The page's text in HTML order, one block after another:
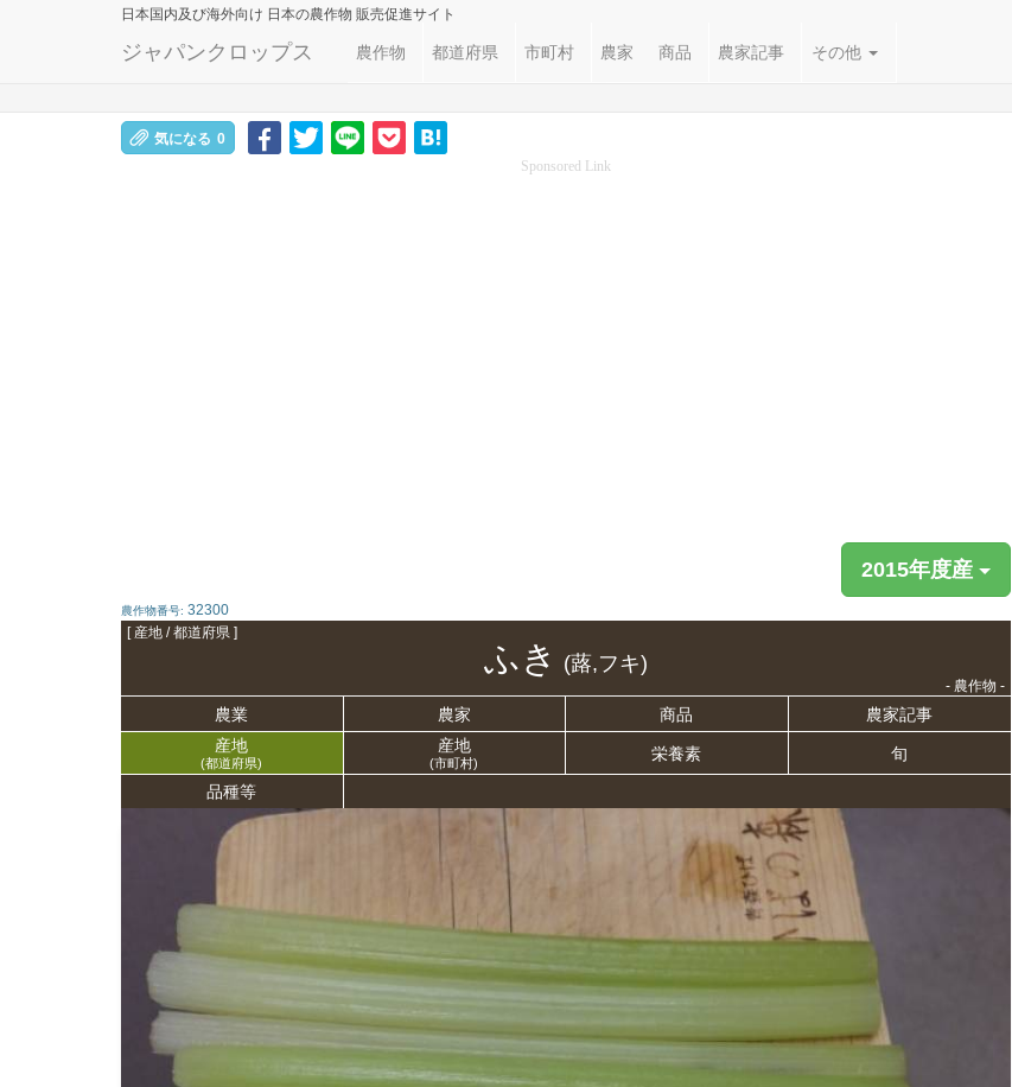
日本国内及び海外向け 日本の農作物 販売促進サイト
ジャパンクロップス 農作物 都道府県 市町村 農家 商品 農家記事 その他
気になる 0
Sponsored Link
2015年度産
農作物番号: 32300
[ 産地 / 都道府県 ]
ふき (蕗,フキ)
- 農作物 -
農業 農家 商品
農家記事
産地
(都道府県)
産地
(市町村) 栄養素 旬
品種等